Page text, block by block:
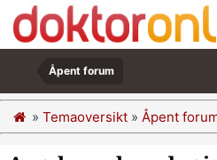
Åpent forum
» Temaoversikt » Åpent